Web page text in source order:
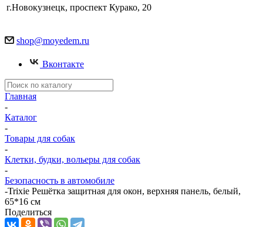
г.Новокузнецк, проспект Курако, 20
shop@moyedem.ru
Вконтакте
Главная
-
Каталог
-
Товары для собак
-
Клетки, будки, вольеры для собак
-
Безопасность в автомобиле
-Trixie Решётка защитная для окон, верхняя панель, белый,
65*16 см
Поделиться